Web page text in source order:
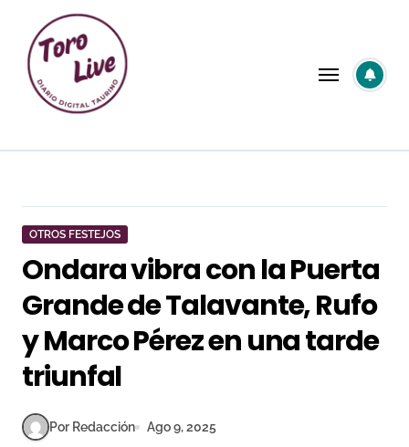
contenido
OTROS FESTEJOS
Ondara vibra con la Puerta
Grande de Talavante, Rufo
y Marco Pérez en una tarde
triunfal
Por Redacción Ago 9, 2025